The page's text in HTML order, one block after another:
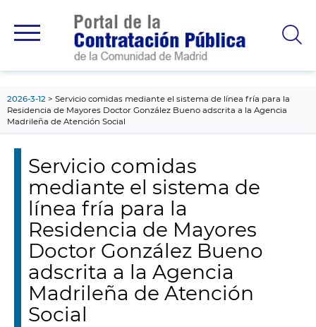
principal
2026-3-12
Servicio comidas mediante el sistema de línea fría para la
Residencia de Mayores Doctor González Bueno adscrita a la Agencia
Madrileña de Atención Social
Servicio comidas
mediante el sistema de
línea fría para la
Residencia de Mayores
Doctor González Bueno
adscrita a la Agencia
Madrileña de Atención
Social